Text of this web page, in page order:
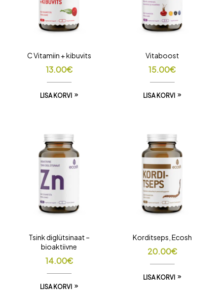
C Vitamiin + kibuvits
13.00€
LISA KORVI
Vitaboost
15.00€
LISA KORVI
Tsink diglütsinaat –
bioaktiivne
14.00€
LISA KORVI
Korditseps, Ecosh
20.00€
LISA KORVI